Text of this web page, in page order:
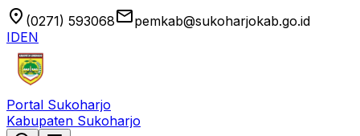
location_on (0271) 593068emailpemkab@sukoharjokab.go.id
IDEN
Portal Sukoharjo
Kabupaten Sukoharjo